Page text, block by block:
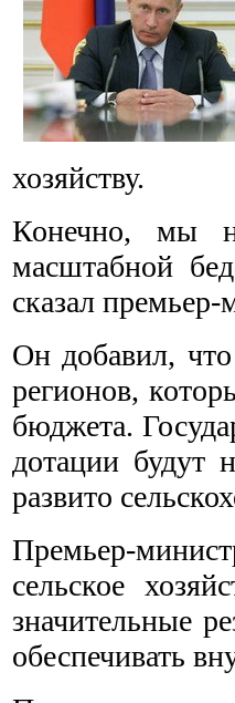
хозяйству.
Конечно, мы
масштабной
сказал премьер-
Он добавил,
регионов,
бюджета.
дотации будут
развито
Премьер-
сельское
значительные
обеспечивать